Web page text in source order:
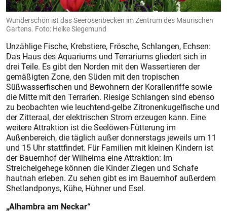
Wunderschön ist das Seerosenbecken im Zentrum des Maurischen
Gartens. Foto: Heike Siegemund
Unzählige Fische, Krebstiere, Frösche, Schlangen, Echsen:
Das Haus des Aquariums und Terrariums gliedert sich in
drei Teile. Es gibt den Norden mit den Wassertieren der
gemäßigten Zone, den Süden mit den tropischen
Süßwasserfischen und Bewohnern der Korallenriffe sowie
die Mitte mit den Terrarien. Riesige Schlangen sind ebenso
zu beobachten wie leuchtend-gelbe Zitronenkugelfische und
der Zitteraal, der elektrischen Strom erzeugen kann. Eine
weitere Attraktion ist die Seelöwen-Fütterung im
Außenbereich, die täglich außer donnerstags jeweils um 11
und 15 Uhr stattfindet. Für Familien mit kleinen Kindern ist
der Bauernhof der Wilhelma eine Attraktion: Im
Streichelgehege können die Kinder Ziegen und Schafe
hautnah erleben. Zu sehen gibt es im Bauernhof außerdem
Shetlandponys, Kühe, Hühner und Esel.
„Alhambra am Neckar“